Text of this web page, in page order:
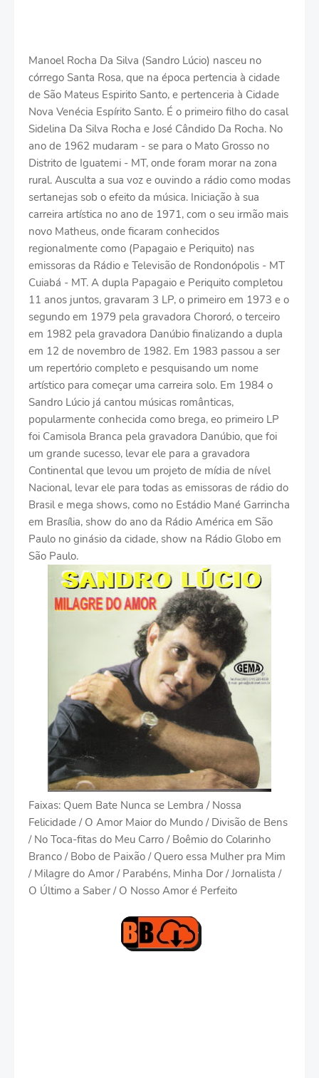
Manoel Rocha Da Silva (Sandro Lúcio) nasceu no
córrego Santa Rosa, que na época pertencia à cidade
de São Mateus Espirito Santo, e pertenceria à Cidade
Nova Venécia Espírito Santo. É o primeiro filho do casal
Sidelina Da Silva Rocha e José Cândido Da Rocha. No
ano de 1962 mudaram - se para o Mato Grosso no
Distrito de Iguatemi - MT, onde foram morar na zona
rural. Ausculta a sua voz e ouvindo a rádio como modas
sertanejas sob o efeito da música. Iniciação à sua
carreira artística no ano de 1971, com o seu irmão mais
novo Matheus, onde ficaram conhecidos
regionalmente como (Papagaio e Periquito) nas
emissoras da Rádio e Televisão de Rondonópolis - MT
Cuiabá - MT. A dupla Papagaio e Periquito completou
11 anos juntos, gravaram 3 LP, o primeiro em 1973 e o
segundo em 1979 pela gravadora Chororó, o terceiro
em 1982 pela gravadora Danúbio finalizando a dupla
em 12 de novembro de 1982. Em 1983 passou a ser
um repertório completo e pesquisando um nome
artístico para começar uma carreira solo. Em 1984 o
Sandro Lúcio já cantou músicas românticas,
popularmente conhecida como brega, eo primeiro LP
foi Camisola Branca pela gravadora Danúbio, que foi
um grande sucesso, levar ele para a gravadora
Continental que levou um projeto de mídia de nível
Nacional, levar ele para todas as emissoras de rádio do
Brasil e mega shows, como no Estádio Mané Garrincha
em Brasília, show do ano da Rádio América em São
Paulo no ginásio da cidade, show na Rádio Globo em
São Paulo.
Faixas: Quem Bate Nunca se Lembra / Nossa
Felicidade / O Amor Maior do Mundo / Divisão de Bens
/ No Toca-fitas do Meu Carro / Boêmio do Colarinho
Branco / Bobo de Paixão / Quero essa Mulher pra Mim
/ Milagre do Amor / Parabéns, Minha Dor / Jornalista /
O Último a Saber / O Nosso Amor é Perfeito